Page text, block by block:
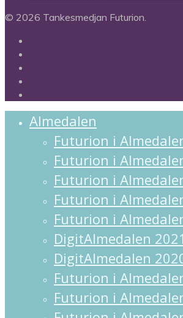
© 2026 Tankesmedjan Futurion.
Almedalen
Futurion i
Futurion i
Futurion i
Futurion i
Futurion i
DigitAlmedalen 2021
DigitAlmedalen
Futurion i
Futurion i